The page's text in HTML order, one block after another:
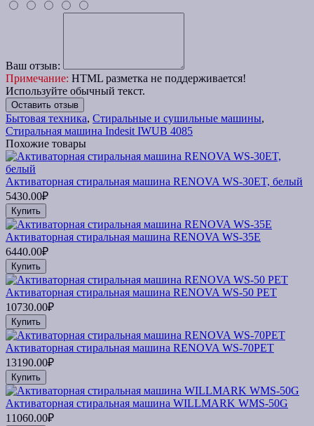
Ваш отзыв:
Примечание: HTML разметка не поддерживается!
Используйте обычный текст.
Оставить отзыв
Бытовая техника, Стиральные и сушильные машины,
Стиральная машина Indesit IWUB 4085
Похожие товары
Активаторная стиральная машина RENOVA WS-30ET, белый
5430.00₽
Купить
Активаторная стиральная машина RENOVA WS-35E
6440.00₽
Купить
Активаторная стиральная машина RENOVA WS-50 PET
10730.00₽
Купить
Активаторная стиральная машина RENOVA WS-70PET
13190.00₽
Купить
Активаторная стиральная машина WILLMARK WMS-50G
11060.00₽